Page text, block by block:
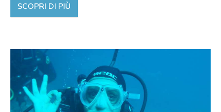
SCOPRI DI PIÙ